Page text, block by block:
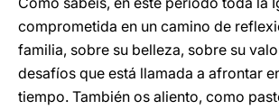
comprometida en un camino de
familia, sobre su belleza, sobre su
desafíos que está llamada a afrontar
tiempo. También os aliento, como